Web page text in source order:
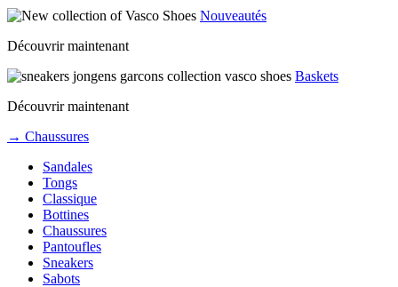
Nouveautés
Découvrir maintenant
Baskets
Découvrir maintenant
→ Chaussures
Sandales
Tongs
Classique
Bottines
Chaussures
Pantoufles
Sneakers
Sabots